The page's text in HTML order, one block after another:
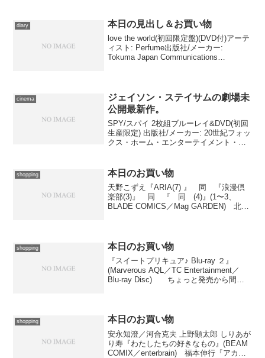
diary 本日の見出し＆お買い物
love the world(初回限定盤)(DVD付)アーテ
ィスト: Perfume出版社/メーカー:
Tokuma Japan Communications
cinema
ジェイソン・ステイサムの劇場未
公開最新作。
SPY/スパイ 2枚組ブルーレイ&DVD(初回
生産限定) 出版社/メーカー: 20世紀フォッ
クス・ホーム・エンターテイメント・ジ
本日、では...
shopping 本日のお買い物
天野こずえ『ARIA(7) 』 同 『浪漫倶
楽部(3)』 同 『 同 (4)』(1〜3、
BLADE COMICS／Mag GARDEN) 北条
shopping 本日のお買い物
『スイートプリキュア♪ Blu-ray ２』
(Marverous AQL／TC Entertainment／
Blu-ray Disc) ちょっと発売から間が
shopping 本日のお買い物
安永知澄／河合克夫 上野顕太郎 しりあが
り寿『わたしたちの好きなもの』(BEAM
COMIX／enterbrain) 福本伸行『アカギ